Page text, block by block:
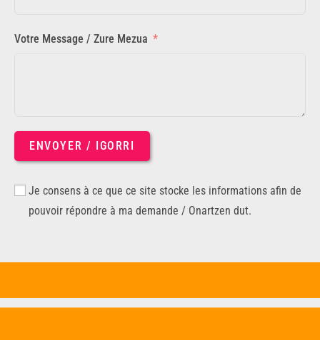
Votre Message / Zure Mezua
ENVOYER / IGORRI
Je consens à ce que ce site stocke les informations afin de
pouvoir répondre à ma demande / Onartzen dut.